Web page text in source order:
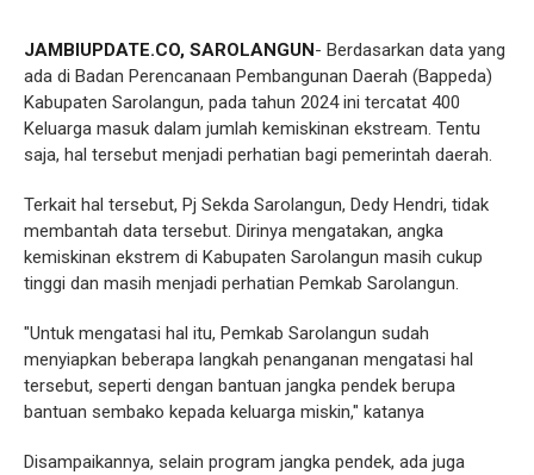
JAMBIUPDATE.CO, SAROLANGUN- Berdasarkan data yang
ada di Badan Perencanaan Pembangunan Daerah (Bappeda)
Kabupaten Sarolangun, pada tahun 2024 ini tercatat 400
Keluarga masuk dalam jumlah kemiskinan ekstream. Tentu
saja, hal tersebut menjadi perhatian bagi pemerintah daerah.
Terkait hal tersebut, Pj Sekda Sarolangun, Dedy Hendri, tidak
membantah data tersebut. Dirinya mengatakan, angka
kemiskinan ekstrem di Kabupaten Sarolangun masih cukup
tinggi dan masih menjadi perhatian Pemkab Sarolangun.
"Untuk mengatasi hal itu, Pemkab Sarolangun sudah
menyiapkan beberapa langkah penanganan mengatasi hal
tersebut, seperti dengan bantuan jangka pendek berupa
bantuan sembako kepada keluarga miskin," katanya
Disampaikannya, selain program jangka pendek, ada juga